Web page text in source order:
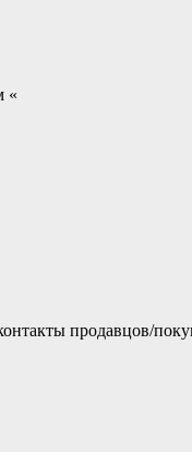
«
продавцов/